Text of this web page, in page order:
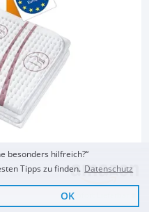
Sofort Lieferbar
Beurer UB 75
Wärmeunterbett
besonders hilfreich?“
Tipps zu finden. Datenschutz
OK